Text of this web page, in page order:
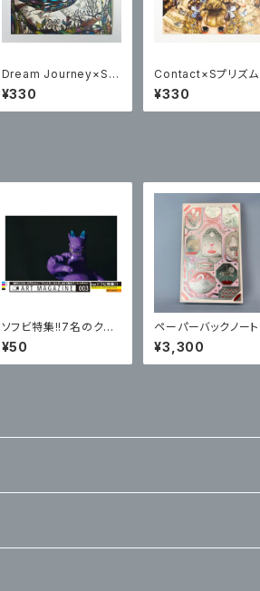
Dream Journey×Sプ
リズムポストカード
¥330
Contact×Sプリズム
ストカード
¥330
ソフビ特集!!7名のクリ
エイターがつくるソフビ
とアートワークのフリー
アートマガジン 「PLAN
¥50
ペーパーバックノート
OUVENIR」
¥3,300